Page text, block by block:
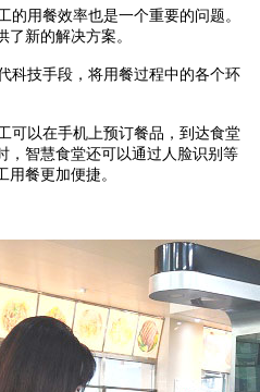
用餐效率也是一个重要的问题。
新的解决方案。
技手段，将用餐过程中的各个环
以在手机上预订餐品，到达食堂
，智慧食堂还可以通过人脸识别等
餐更加便捷。